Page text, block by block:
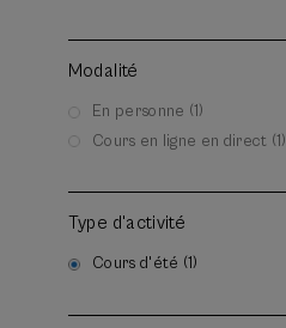
Modalité
En personne (1)
Cours en ligne en direct (1)
Type d'activité
Cours d'été (1)